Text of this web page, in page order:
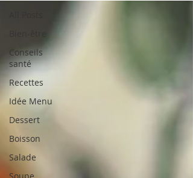
Conseils
santé
Recettes
Idée Menu
Dessert
Boisson
Salade